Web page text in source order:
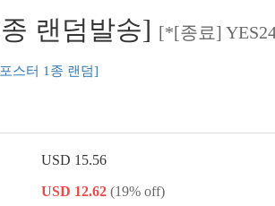
랜덤발송] [*[종료]
스터 1종 랜덤]
USD 15.56
USD 12.62 (19% off)